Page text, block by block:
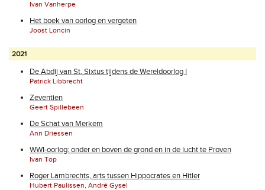
Ivan Vanherpe
Het boek van oorlog en vergeten
Joost Loncin
2021
De Abdij van St. Sixtus tijdens de Wereldoorlog I
Patrick Libbrecht
Zeventien
Geert Spillebeen
De Schat van Merkem
Ann Driessen
WWI-oorlog: onder en boven de grond en in de lucht te Proven
Ivan Top
Roger Lambrechts, arts tussen Hippocrates en Hitler
Hubert Paulissen, André Gysel